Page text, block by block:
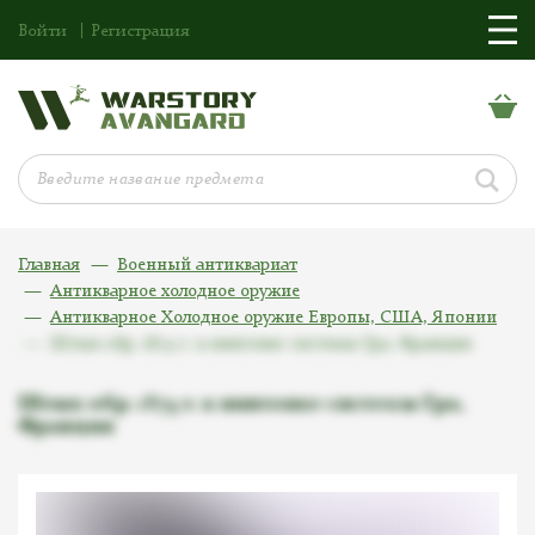
Войти Регистрация
Главная
Военный антиквариат
Антикварное холодное оружие
Антикварное Холодное оружие Европы, США, Японии
Штык обр. 1874 г. к винтовке системы Гра,
Франция